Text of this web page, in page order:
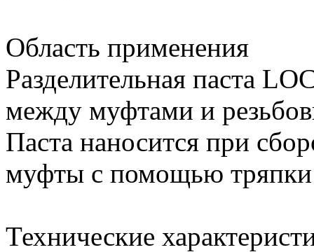
Область применения
Разделительная паста
между муфтами и
Паста наносится при
муфты с помощью тряпки
Технические